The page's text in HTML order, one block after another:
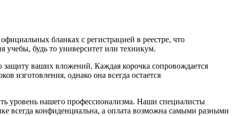
бланках с регистрацией в реестре, что
учебы, будь то университет или техникум.
ваших вложений. Каждая корочка сопровождается
изготовления, однако она всегда остается
уровень нашего профессионализма. Наши специалисты
всегда конфиденциальна, а оплата возможна самыми разными